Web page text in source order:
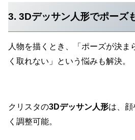
3. 3Dデッサン人形でポーズ
人物を描くとき、「ポーズが決ま
く取れない」という悩みも解決。
クリスタの3Dデッサン人形は、
く調整可能。